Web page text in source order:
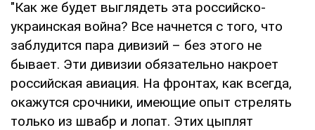
"Как же будет выглядеть эта российско-
украинская война? Все начнется с того, что
заблудится пара дивизий – без этого не
бывает. Эти дивизии обязательно накроет
российская авиация. На фронтах, как всегда,
окажутся срочники, имеющие опыт стрелять
только из швабр и лопат. Этих цыплят